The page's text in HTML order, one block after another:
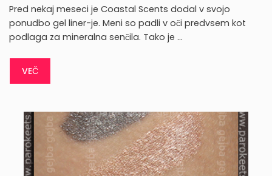
Pred nekaj meseci je Coastal Scents dodal v svojo
ponudbo gel liner-je. Meni so padli v oči predvsem kot
podlaga za mineralna senčila. Tako je …
VEČ